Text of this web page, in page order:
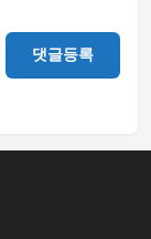
댓글등록